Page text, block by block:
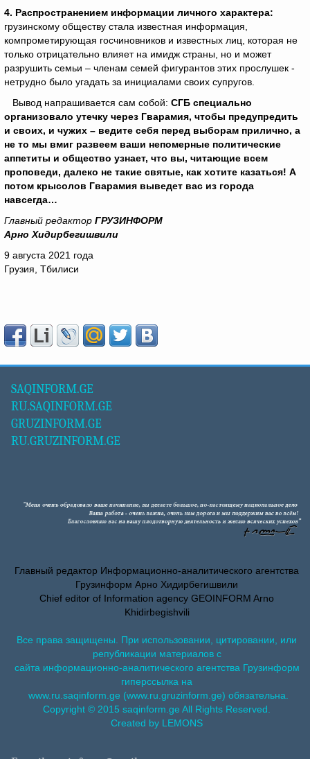
4. Распространением информации личного характера:
грузинскому обществу стала известная информация,
компрометирующая госчиновников и известных лиц, которая не
только отрицательно влияет на имидж страны, но и может
разрушить семьи – членам семей фигурантов этих прослушек -
нетрудно было угадать за инициалами своих супругов.
Вывод напрашивается сам собой: СГБ специально
организовало утечку через Гварамия, чтобы предупредить
и своих, и чужих – ведите себя перед выборам прилично, а
не то мы вмиг развеем ваши непомерные политические
аппетиты и общество узнает, что вы, читающие всем
проповеди, далеко не такие святые, как хотите казаться! А
потом крысолов Гварамия выведет вас из города
навсегда…
Главный редактор ГРУЗИНФОРМ
Арно Хидирбегишвили
9 августа 2021 года
Грузия, Тбилиси
SAQINFORM.GE
RU.SAQINFORM.GE
GRUZINFORM.GE
RU.GRUZINFORM.GE
Главный редактор Информационно-аналитического агентства
Грузинформ Арно Хидирбегишвили
Chief editor of Information agency GEOINFORM Arno
Khidirbegishvili
Все права защищены. При использовании, цитировании, или
републикации материалов с
сайта информационно-аналитического агентства Грузинформ
гиперссылка на
www.ru.saqinform.ge (www.ru.gruzinform.ge) обязательна.
Copyright © 2015 saqinform.ge All Rights Reserved.
Created by LEMONS